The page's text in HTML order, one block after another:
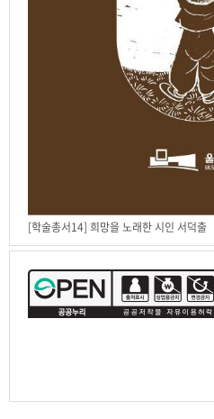
[학술총서14] 희망을 노래한 시인 서덕출